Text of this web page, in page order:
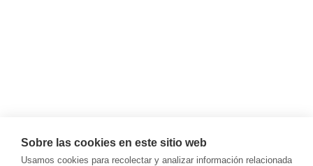
Sobre las cookies en este sitio web
Usamos cookies para recolectar y analizar información relacionada